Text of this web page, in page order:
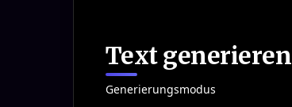
Text generieren
Generierungsmodus